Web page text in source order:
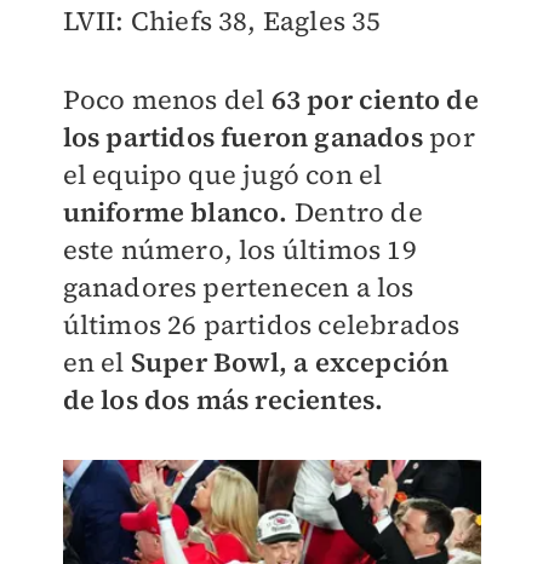
LVII: Chiefs 38, Eagles 35
Poco menos del 63 por ciento de
los partidos fueron ganadospor
el equipo que jugó con el
uniforme blanco. Dentro de
este número, los últimos 19
ganadores pertenecen a los
últimos 26 partidos celebrados
en el Super Bowl, a excepción
de los dos más recientes.